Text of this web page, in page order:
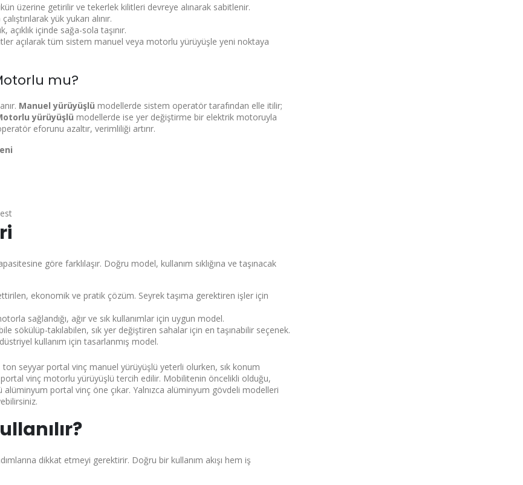
üzerine getirilir ve tekerlek kilitleri devreye alınarak sabitlenir.
yük yukarı alınır.
içinde sağa-sola taşınır.
açılarak tüm sistem manuel veya motorlu yürüyüşle yeni noktaya
mu?
Manuel yürüyüşlü modellerde sistem operatör tarafından elle itilir;
yürüyüşlü modellerde ise yer değiştirme bir elektrik motoruyla
eforunu azaltır, verimliliği artırır.
göre farklılaşır. Doğru model, kullanım sıklığına ve taşınacak
ekonomik ve pratik çözüm. Seyrek taşıma gerektiren işler için
sağlandığı, ağır ve sık kullanımlar için uygun model.
sökülüp-takılabilen, sık yer değiştiren sahalar için en taşınabilir seçenek.
kullanım için tasarlanmış model.
ton seyyar portal vinç manuel yürüyüşlü yeterli olurken, sık konum
vinç motorlu yürüyüşlü tercih edilir. Mobilitenin öncelikli olduğu,
alüminyum portal vinç öne çıkar. Yalnızca alüminyum gövdeli modelleri
dikkat etmeyi gerektirir. Doğru bir kullanım akışı hem iş